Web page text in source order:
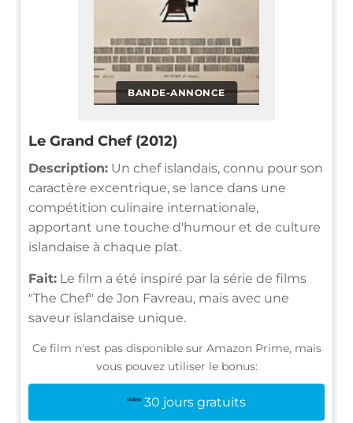
BANDE-ANNONCE
Le Grand Chef (2012)
Description: Un chef islandais, connu pour son
caractère excentrique, se lance dans une
compétition culinaire internationale,
apportant une touche d'humour et de culture
islandaise à chaque plat.
Fait: Le film a été inspiré par la série de films
"The Chef" de Jon Favreau, mais avec une
saveur islandaise unique.
Ce film n'est pas disponible sur Amazon Prime, mais
vous pouvez utiliser le bonus:
30 jours gratuits